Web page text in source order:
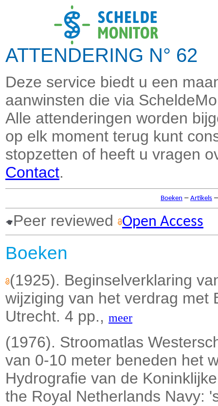
ATTENDERING N°
Deze service biedt u een
aanwinsten die via
Alle attenderingen worden
op elk moment terug kunt
stopzetten of heeft u vragen
Contact.
Boeken – Artikels
Peer reviewed Open Access
Boeken
(1925). Beginselverklaring
wijziging van het verdrag met
Utrecht. 4 pp., meer
(1976). Stroomatlas
van 0-10 meter beneden het
Hydrografie van de
the Royal Netherlands Navy: